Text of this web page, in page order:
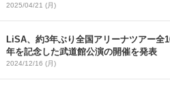
2025/04/21 (月)
LiSA、約3年ぶり全国アリーナツアー
年を記念した武道館公演の開催を発表
2024/12/16 (月)